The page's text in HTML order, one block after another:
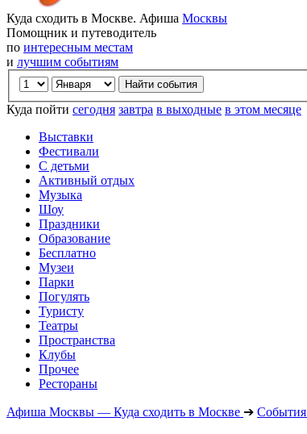
Куда сходить в Москве. Афиша Москвы
Помощник и путеводитель
по интересным местам
и лучшим событиям
Куда пойти сегодня завтра в выходные в этом месяце
Выставки
Фестивали
С детьми
Активный отдых
Музыка
Шоу
Праздники
Образование
Бесплатно
Музеи
Парки
Погулять
Туристу
Театры
Пространства
Клубы
Прочее
Рестораны
Афиша Москвы — Куда сходить в Москве ➔ События